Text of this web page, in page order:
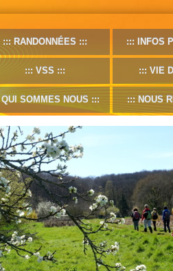
RANDONNÉES INFOS
VSS VIE
QUI SOMMES NOUS NOUS